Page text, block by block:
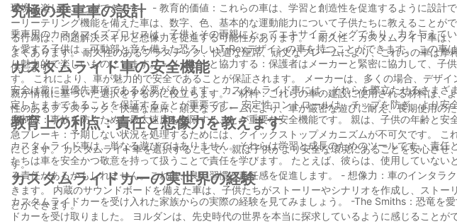
環境を楽しむことができます。 - 教育的価値：これらの車は、学習と創造性を促進するように設計できます。 たとえば、インタラクティブなゲームやスト
ーリーテリング機能を備えた車は、数字、色、基本的な運動能力について子供たちに教えることが
る行為は、問題解決スキルと想像力を促進する可能性があります。 - 耐久性：カスタムライド車は、耐久性を確保する高品質の材料で作られていることが
よくあります。 耐久性のあるプラスチック、快適な座席、頑丈なフレームにより、これらの車は
供します。
究極の乗車車の設計
乗車用のカスタマイズプロセスは、子供とその両親にとってエキサイティングであり、力を与えています。 それを
を愛する子供は、可動部と音を備えた恐ろしいT-Rexデザインの車を持つことができます。 この車
り魅力的で楽しいものにします。 - メーカーと協力する：保護者はメーカーと緊密に協力して、子供の特定のニーズと好みを満たす車を作ることができま
す。 これにより、車が魅力的で安全であることが保証されます。 メーカーは、多くの場合、デザイ
親が情報に基づいた選択をするのに役立ちます。 - 材料：これらの車の建設に使用される材料は、より楽しく長期にわたるプレイ体験に貢献します。 耐久
性のあるプラスチック、快適な座席、頑丈なフレームにより、車が厳密な遊びに耐え、長期使用の
カスタムライド車の安全機能
安全は常に最優先事項である必要があります。 カスタムライド車には、それらを際立たせるさまざまな安全機能がありま
定したままであることを保証することが重要です。 安定性コントロールは、チップを防ぎ、より安全
度制限：事故を防ぐために最大速度を制限することが重要な安全機能です。 親は、子供の年齢と安全
急ブレーキ：予期しない状況を処理するためには、クイックストップメカニズムが不可欠です。 こ
にします。 カスタムライド車を選択することで、親は子供がより安全な環境にあることを安心さ
す。
教育上の利点：責任と想像力を教えます
カスタムライド車は、単なる遊びではありません。それらは学習と成長のためのツールです。 責任と想像
たちは車を安全かつ敬意を持って扱うことで責任を学びます。 たとえば、彼らは、使用していない
る責任があるかもしれません。これは、良い習慣と責任感を促進します。 - 想像力：車のインタラクティブな特徴は、想像力と創造性を刺激することがで
きます。 内蔵のサウンドボードを備えた車は、子供たちがストーリーやシナリオを作成し、ストー
とができます。
カスタムライドカーの実世界の経験
カスタムライドカーを受け入れた家族からの実際の経験を見てみましょう。 -The Smiths：恐竜を
ドカーを受け取りました。 ヨルダンは、先史時代の世界を本当に探求しているように感じること